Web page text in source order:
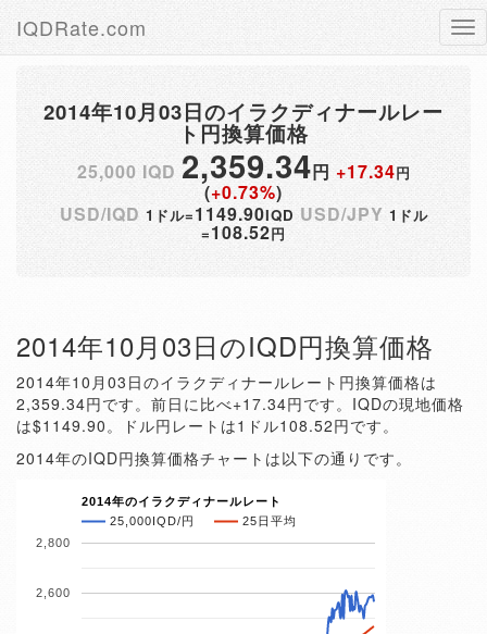
IQDRate.com
2014年10月03日のイラクディナールレー
ト円換算価格
25,000 IQD 2,359.34円 +17.34円
(+0.73%)
USD/IQD 1ドル=1149.90IQD USD/JPY 1ドル
=108.52円
2014年10月03日のIQD円換算価格
2014年10月03日のイラクディナールレート円換算価格は
2,359.34円です。前日に比べ+17.34円です。IQDの現地価格
は$1149.90。ドル円レートは1ドル108.52円です。
2014年のIQD円換算価格チャートは以下の通りです。
2014年のイラクディナールレート
25,000IQD/円
25日平均
2,600
2,800